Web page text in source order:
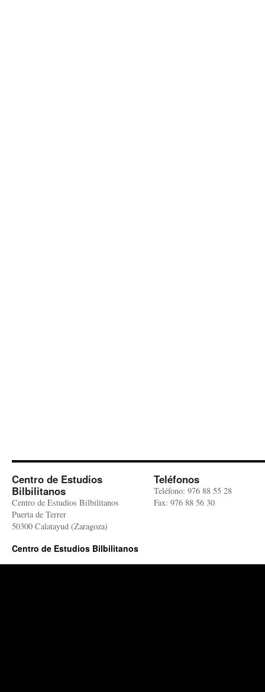
Centro de Estudios
Bilbilitanos
Centro de Estudios Bilbilitanos
Puerta de Terrer
50300 Calatayud (Zaragoza)
Teléfonos
Teléfono: 976 88 55 28
Fax: 976 88 56 30
Centro de Estudios Bilbilitanos